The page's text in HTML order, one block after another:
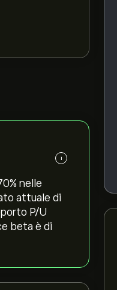
i
nelle
attuale di
P/U
beta è di